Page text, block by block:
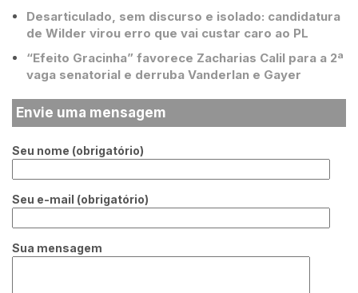
Desarticulado, sem discurso e isolado: candidatura
de Wilder virou erro que vai custar caro ao PL
“Efeito Gracinha” favorece Zacharias Calil para a 2ª
vaga senatorial e derruba Vanderlan e Gayer
Envie uma mensagem
Seu nome (obrigatório)
Seu e-mail (obrigatório)
Sua mensagem